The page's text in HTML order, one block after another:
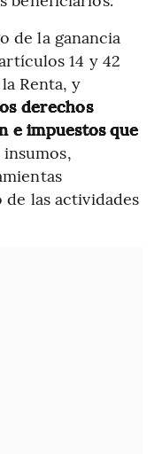
de la ganancia
14 y 42
Renta, y
derechos
e impuestos que
insumos,
las actividades